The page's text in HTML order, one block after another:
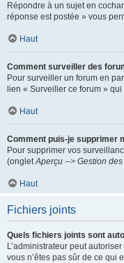
Répondre à un sujet en
réponse est postée » vous
Haut
Comment surveiller des
Pour surveiller un forum en
lien « Surveiller ce forum »
Haut
Comment puis-je supprimer
Pour supprimer vos
(ongletAperçu --> Gestion
Haut
Fichiers joints
Quels fichiers joints sont
L’administrateur peut
vous n’êtes pas sûr de ce qui